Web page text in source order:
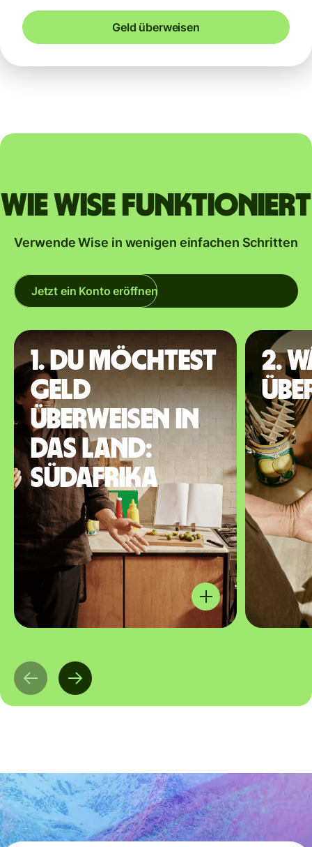
Geld überweisen
Wie Wise funktioniert
Verwende Wise in wenigen einfachen Schritten
Jetzt ein Konto eröffnen
1. Du möchtest
Geld
überweisen in
das Land:
Südafrika
2.